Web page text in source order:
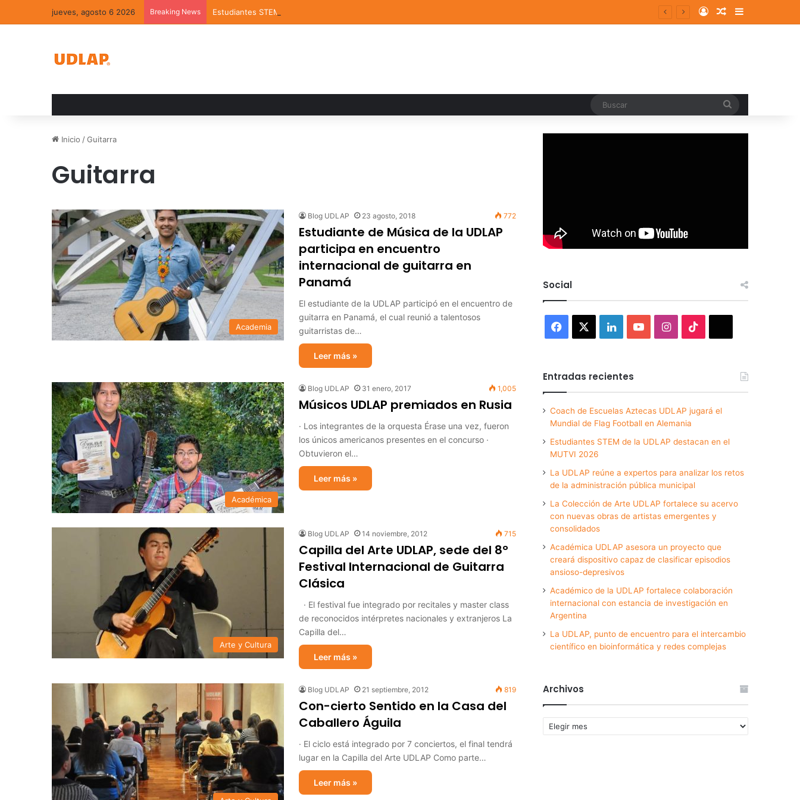
jueves, agosto 6 2026 Breaking News Estudiantes STEM de la UDLAP destacan en el MUTVI 2026 Log InRandom Article
Sidebar
Inicio /Guitarra
Guitarra
Academia
Blog UDLAP 23 agosto, 2018 772
Estudiante de Música de la UDLAP
participa en encuentro
internacional de guitarra en
Panamá
El estudiante de la UDLAP participó en el encuentro de
guitarra en Panamá, el cual reunió a talentosos
guitarristas de…
Leer más »
Académica
Blog UDLAP 31 enero, 2017 1,005
Músicos UDLAP premiados en Rusia
· Los integrantes de la orquesta Érase una vez, fueron
los únicos americanos presentes en el concurso ·
Obtuvieron el…
Leer más »
Arte y Cultura
Blog UDLAP 14 noviembre, 2012 715
Capilla del Arte UDLAP, sede del 8°
Festival Internacional de Guitarra
Clásica
· El festival fue integrado por recitales y master class
de reconocidos intérpretes nacionales y extranjeros La
Capilla del…
Leer más »
Blog UDLAP 21 septiembre, 2012 819
Con-cierto Sentido en la Casa del
Caballero Águila
· El ciclo está integrado por 7 conciertos, el final tendrá
lugar en la Capilla del Arte UDLAP Como parte…
Leer más »
Social
Facebook LinkedInYouTubeInstagram
Entradas recientes
Coach de Escuelas Aztecas UDLAP jugará el
Mundial de Flag Football en Alemania
Estudiantes STEM de la UDLAP destacan en el
MUTVI 2026
La UDLAP reúne a expertos para analizar los retos
de la administración pública municipal
La Colección de Arte UDLAP fortalece su acervo
con nuevas obras de artistas emergentes y
consolidados
Académica UDLAP asesora un proyecto que
creará dispositivo capaz de clasificar episodios
ansioso-depresivos
Académico de la UDLAP fortalece colaboración
internacional con estancia de investigación en
Argentina
La UDLAP, punto de encuentro para el intercambio
científico en bioinformática y redes complejas
Archivos
Archivos